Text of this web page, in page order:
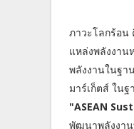
ภาวะโลกร้อน
แหล่งพลังงาน
พลังงานในฐา
มาร์เก็ตส์ ใน
"ASEAN
พัฒนาพลังงาน